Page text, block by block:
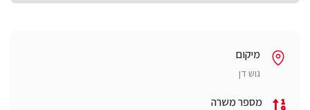
מיקום
גוש דן
מספר משרה